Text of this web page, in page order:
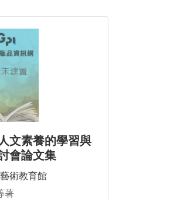
文素養的學習與
會論文集
術教育館
著